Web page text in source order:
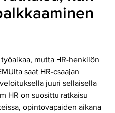
mutta HR-henkilön
saat HR-osaajan
juuri sellaisella
HR on suosittu ratkaisu
opintovapaiden aikana